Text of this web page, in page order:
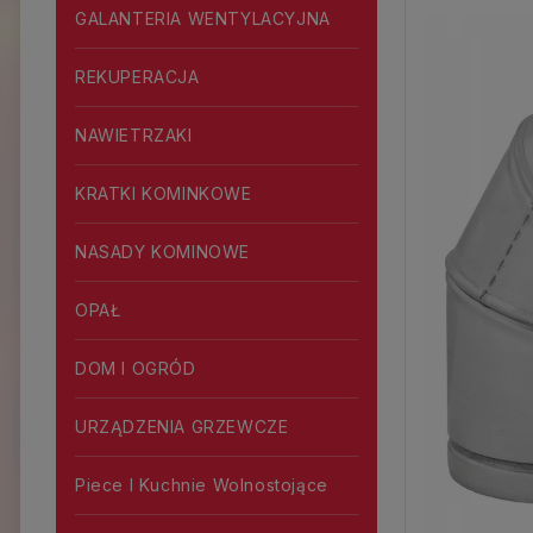
GALANTERIA WENTYLACYJNA
REKUPERACJA
NAWIETRZAKI
KRATKI KOMINKOWE
NASADY KOMINOWE
OPAŁ
DOM I OGRÓD
URZĄDZENIA GRZEWCZE
Piece I Kuchnie Wolnostojące